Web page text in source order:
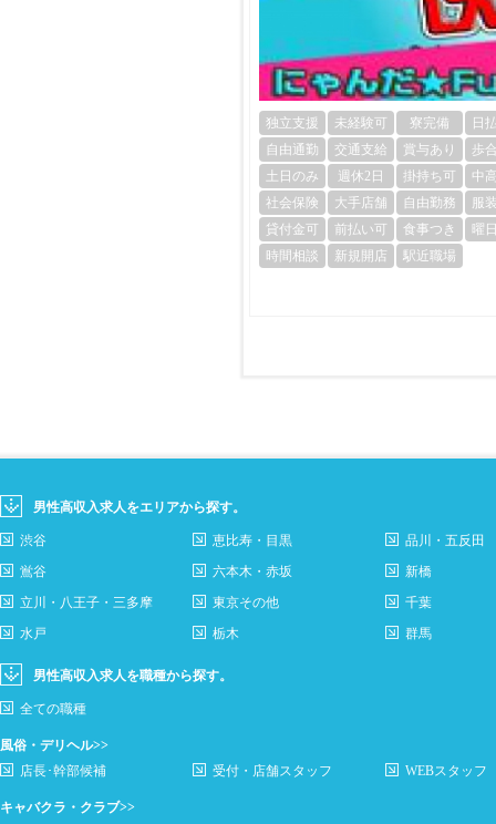
独立支援 未経験可 寮完備
日
自由通勤
交通支給 賞与あり
歩
土日のみ
週休2日 掛持ち可
中
社会保険
大手店舗 自由勤務
服
貸付金可
前払い可 食事つき
曜
時間相談
新規開店 駅近職場
男性高収入求人をエリアから探す。
渋谷 恵比寿・目黒
品川・五反田
鴬谷
六本木・赤坂
新橋
立川・八王子・三多摩
東京その他
千葉
水戸
栃木 群馬
男性高収入求人を職種から探す。
全ての職種
風俗・デリヘル>>
店長･幹部候補
受付・店舗スタッフ WEBスタッフ
キャバクラ・クラブ>>